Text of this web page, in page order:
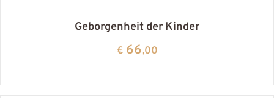
Geborgenheit der Kinder
€66,00